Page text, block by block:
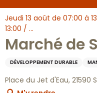
Jeudi 13 août de 07:00 à
13:00 / ...
Marché de
DÉVELOPPEMENT DURABLE
Place du Jet d'Eau, 21590